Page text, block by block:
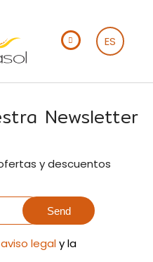
ES
Newsletter
y descuentos
aviso legaly la
Send